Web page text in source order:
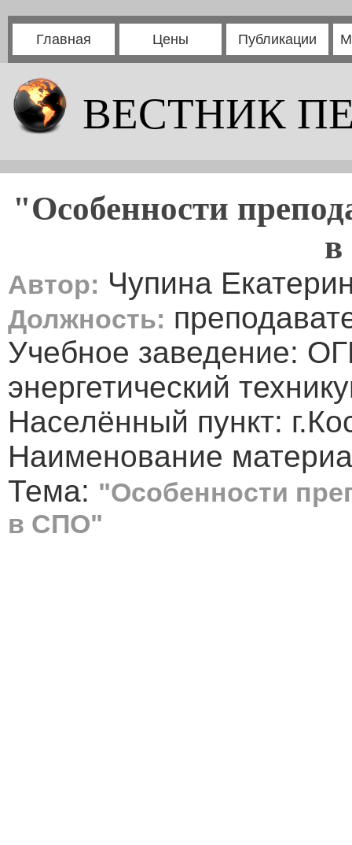
Главная Цены Публикации
ВЕСТНИК
"Особенности
Автор: Чупина
Должность:
Учебное заведение:
энергетический
Населённый пункт:
Наименование
Тема: "Особенности
в СПО"